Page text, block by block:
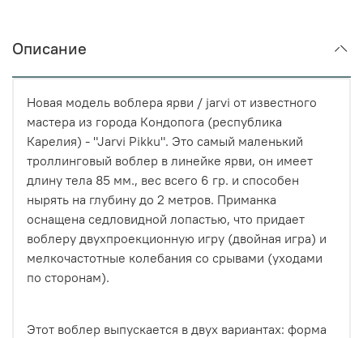
Описание
Новая модель воблера ярви / jarvi от известного
мастера из города Кондопога (республика
Карелия) - "Jarvi Pikku". Это самый маленький
троллинговый воблер в линейке ярви, он имеет
длину тела 85 мм., вес всего 6 гр. и способен
нырять на глубину до 2 метров. Приманка
оснащена седловидной лопастью, что придает
воблеру двухпроекционную игру (двойная игра) и
мелкочастотные колебания со срывами (уходами
по сторонам).
Этот воблер выпускается в двух вариантах: форма